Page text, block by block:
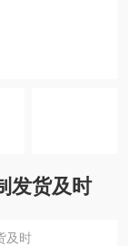
发货及时
及时